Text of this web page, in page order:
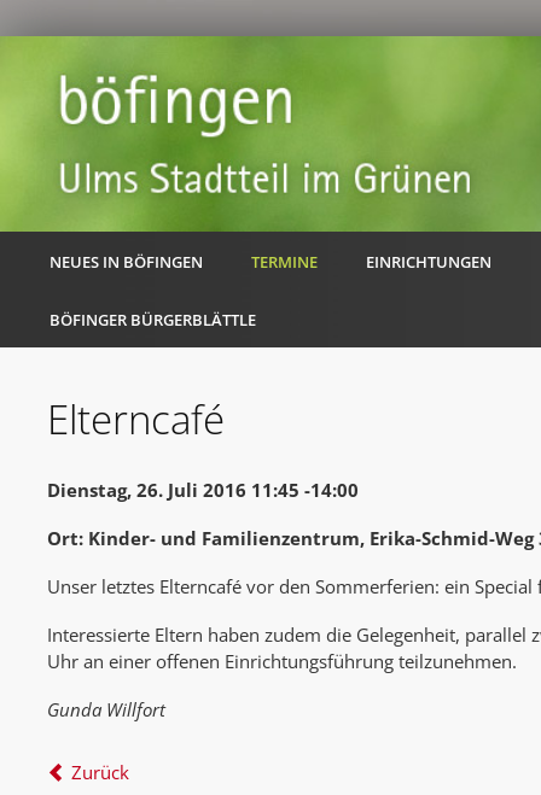
NEUES IN BÖFINGEN TERMINE EINRICHTUNGEN
BÖFINGER BÜRGERBLÄTTLE
Elterncafé
Dienstag, 26. Juli 2016 11:45 -14:00
Ort: Kinder- und Familienzentrum, Erika-Schmid-Weg
Unser letztes Elterncafé vor den Sommerferien: ein
Interessierte Eltern haben zudem die Gelegenheit, parallel
Uhr an einer offenen Einrichtungsführung teilzunehmen.
Gunda Willfort
Zurück